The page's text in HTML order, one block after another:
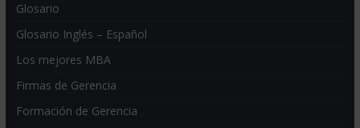
Glosario
Glosario Inglés – Español
Los mejores MBA
Firmas de Gerencia
Formación de Gerencia